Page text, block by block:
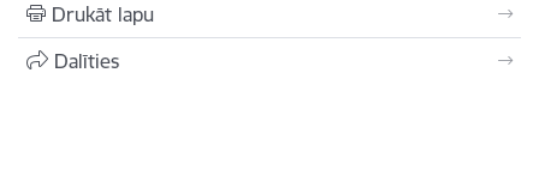
Drukāt lapu
Dalīties